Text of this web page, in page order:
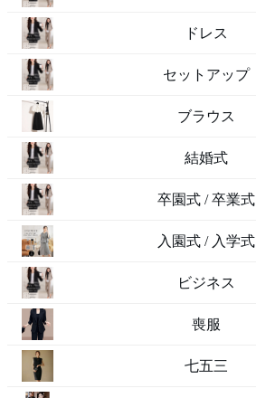
ドレス
セットアップ
ブラウス
結婚式
卒園式 / 卒業式
入園式 / 入学式
ビジネス
喪服
七五三